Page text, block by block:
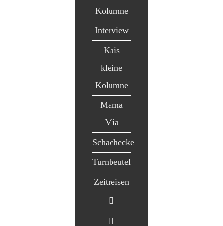
Kolumne
Interview
Kais
kleine
Kolumne
Mama
Mia
Schachecke
Turnbeutel
Zeitreisen